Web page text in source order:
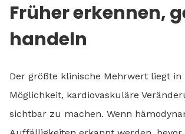
Früher erkennen,
handeln
Der größte klinische Mehrwert liegt in
Möglichkeit, kardiovaskuläre
sichtbar zu machen. Wenn